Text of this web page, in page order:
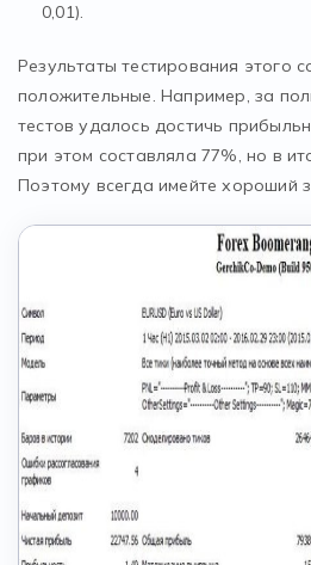
0,01).
Результаты тестирования этого
положительные. Например, за
тестов удалось достичь
при этом составляла 77%, но в
Поэтому всегда имейте хороший